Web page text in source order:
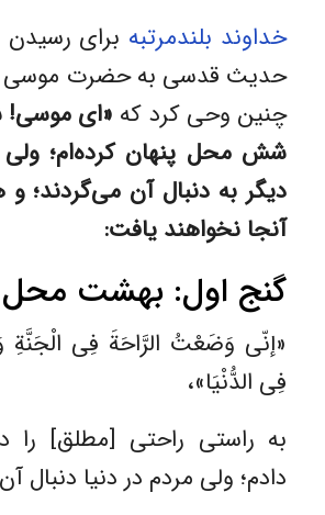
خداوند بلندمرتبه برای
حدیث قدسی به حضرت موسی
چنین وحی کرد که «ای موسى!
شش محل پنهان کرده‌ام؛
دیگر به دنبال آن می‌گردند؛ و
آنجا نخواهند یافت:
گنج اول: بهشت
«إنّی وَضَعْتُ الرَّاحَةَ فِی الْجَنَّةِ
فِی الدُّنْیَا»،
به راستی راحتی [مطلق] را
دادم؛ ولی مردم در دنیا دنبال